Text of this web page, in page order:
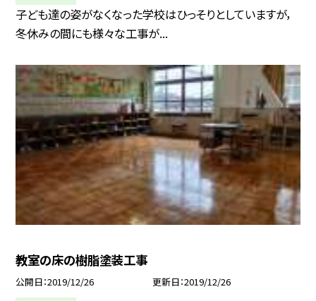
子ども達の姿がなくなった学校はひっそりとしていますが，
冬休みの間にも様々な工事が...
教室の床の樹脂塗装工事
公開日 2019/12/26 更新日 2019/12/26